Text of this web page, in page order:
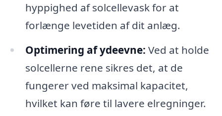
hyppighed af solcellevask for at
forlænge levetiden af dit anlæg.
Optimering af ydeevne: Ved at holde
solcellerne rene sikres det, at de
fungerer ved maksimal kapacitet,
hvilket kan føre til lavere elregninger.